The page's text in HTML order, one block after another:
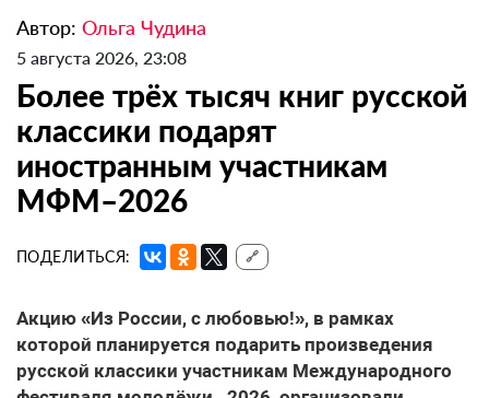
Автор: Ольга Чудина
5 августа 2026, 23:08
Более трёх тысяч книг русской
классики подарят
иностранным участникам
МФМ–2026
ПОДЕЛИТЬСЯ: 🔗
Акцию «Из России, с любовью!», в рамках
которой планируется подарить произведения
русской классики участникам Международного